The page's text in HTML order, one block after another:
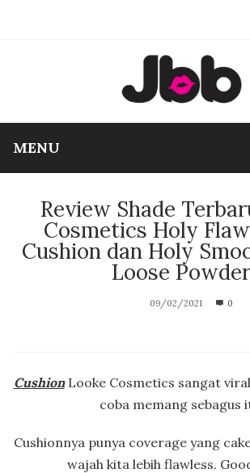
MENU
Review Shade
Cosmetics Holy
Cushion dan Holy
Loose Powder
09/02/2021 0
CushionLooke Cosmetics sangat
coba memang sebagus
Cushionnya punya coverage yang
wajah kita lebih flawless.